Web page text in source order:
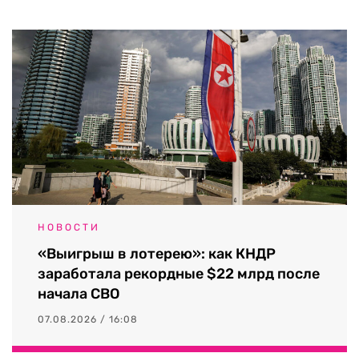
НОВОСТИ
«Выигрыш в лотерею»: как КНДР
заработала рекордные $22 млрд после
начала СВО
07.08.2026 / 16:08